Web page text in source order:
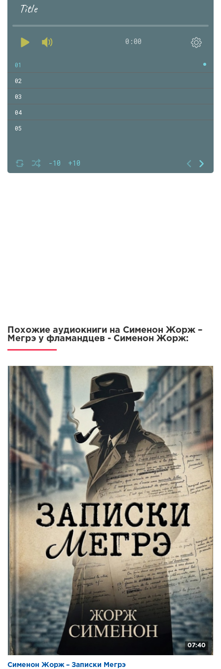
Title
0:00
-10 +10
01
02
03
04
05
Похожие аудиокниги на Сименон Жорж –
Мегрэ у фламандцев - Сименон Жорж:
07:40
Сименон Жорж – Записки Мегрэ